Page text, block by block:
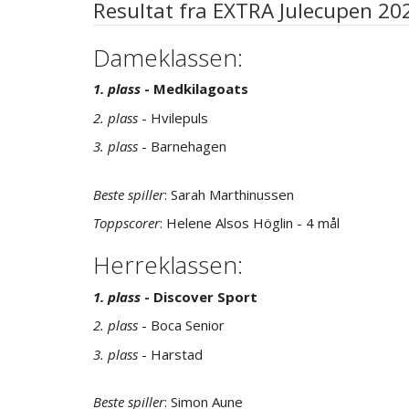
Resultat fra EXTRA Julecupen
Dameklassen:
1. plass - Medkilagoats
2. plass - Hvilepuls
3. plass - Barnehagen
Beste spiller: Sarah Marthinussen
Toppscorer: Helene Alsos Höglin - 4 mål
Herreklassen:
1. plass - Discover Sport
2. plass - Boca Senior
3. plass - Harstad
Beste spiller: Simon Aune